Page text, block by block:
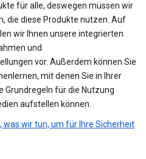
für alle, deswegen müssen wir
die diese Produkte nutzen. Auf
wir Ihnen unsere integrierten
und
vor. Außerdem können Sie
mit denen Sie in Ihrer
Grundregeln für die Nutzung
aufstellen können.
was wir tun, um für Ihre Sicherheit